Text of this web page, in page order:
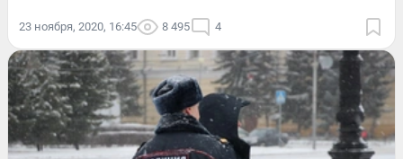
23 ноября, 2020, 16:45 8 495 4